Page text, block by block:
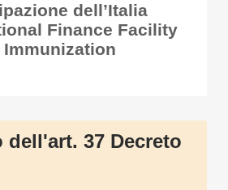
dell’Italia
Finance Facility
37 Decreto